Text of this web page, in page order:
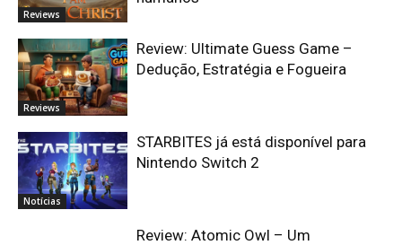
Reviews
Reviews
Review: Ultimate Guess Game –
Dedução, Estratégia e Fogueira
Notícias
STARBITES já está disponível para
Nintendo Switch 2
Review: Atomic Owl – Um